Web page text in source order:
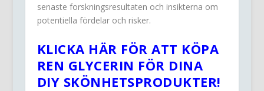
senaste forskningsresultaten och insikterna om
potentiella fördelar och risker.
KLICKA HÄR FÖR ATT KÖPA
REN GLYCERIN FÖR DINA
DIY SKÖNHETSPRODUKTER!